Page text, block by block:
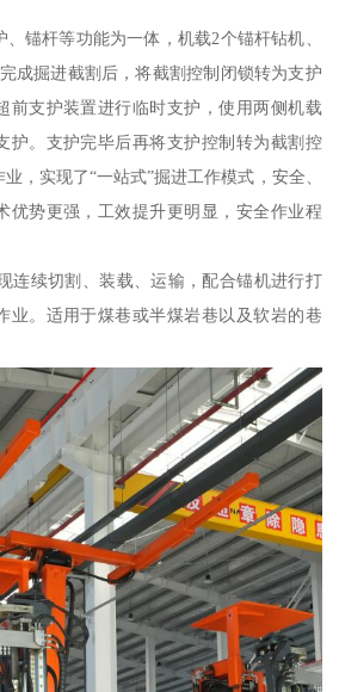
锚杆等功能为一体，机载2个锚杆钻机、
成掘进截割后，将截割控制闭锁转为支护
前支护装置进行临时支护，使用两侧机载
护。支护完毕后再将支护控制转为截割控
，实现了“一站式”掘进工作模式，安全、
优势更强，工效提升更明显，安全作业程
连续切割、装载、运输，配合锚机进行打
业。适用于煤巷或半煤岩巷以及软岩的巷